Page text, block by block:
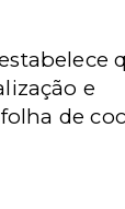
e
de